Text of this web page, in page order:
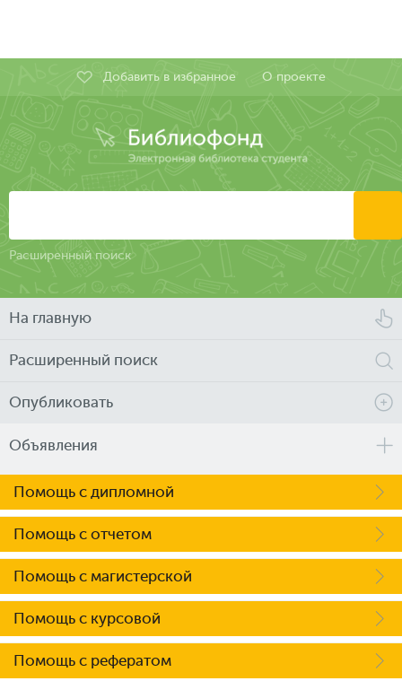
Добавить в избранное О проекте
Расширенный поиск
На главную
Расширенный поиск
Опубликовать
Объявления
Помощь с дипломной
Помощь с отчетом
Помощь с магистерской
Помощь с курсовой
Помощь с рефератом